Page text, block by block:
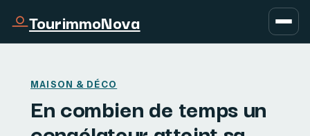
TourimmoNova
MAISON & DÉCO
En combien de temps un